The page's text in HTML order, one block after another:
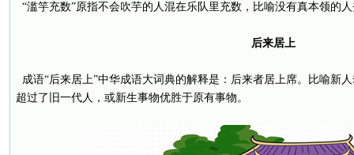
“滥竽充数”原指不会吹芋的人混在乐队里充数，比喻没有真本领的
后来居上
成语“后来居上”中华成语大词典的解释是：后来者居上席。比喻新
超过了旧一代人，或新生事物优胜于原有事物。